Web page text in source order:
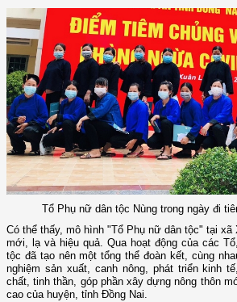
Tổ Phụ nữ dân tộc Nùng trong ngày đi
Có thể thấy, mô hình "Tổ Phụ nữ dân tộc" tại xã
mới, lạ và hiệu quả. Qua hoạt động của các
tộc đã tạo nên một tổng thể đoàn kết, cùng
nghiệm sản xuất, canh nông, phát triển kinh
chất, tinh thần, góp phần xây dựng nông thôn
cao của huyện, tỉnh Đồng Nai.